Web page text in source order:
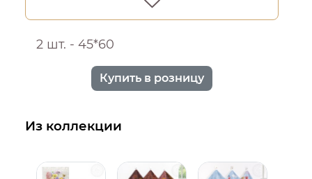
2 шт. - 45*60
Купить в розницу
Из коллекции